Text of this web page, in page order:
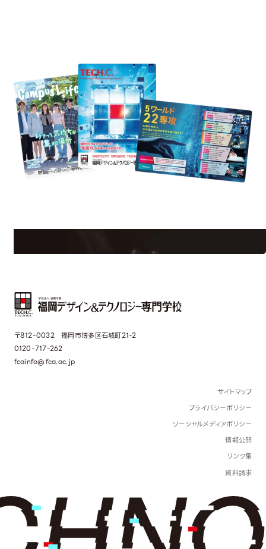
Information
〒812-0032 福岡市博多区石城町21-2
0120-717-262
fcainfo@fca.ac.jp
サイトマップ
プライバシーポリシー
ソーシャルメディアポリシー
情報公開
リンク集
資料請求